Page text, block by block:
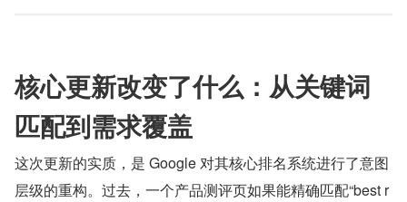
核心更新改变了什么：从关键词
匹配到需求覆盖
这次更新的实质，是 Google 对其核心排名系统进行了意图
层级的重构。过去，一个产品测评页如果能精确匹配“best r